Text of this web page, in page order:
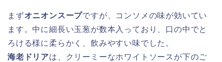
まずオニオンスープですが、コンソメの味が効いてい
ます。中に細長い玉葱が数本入っており、口の中でと
ろける様に柔らかく、飲みやすい味でした。
海老ドリアは、クリーミーなホワイトソースが下のご